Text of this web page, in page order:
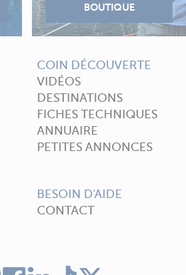
COIN DÉCOUVERTE
VIDÉOS
DESTINATIONS
FICHES TECHNIQUES
ANNUAIRE
PETITES ANNONCES
BESOIN D'AIDE
CONTACT